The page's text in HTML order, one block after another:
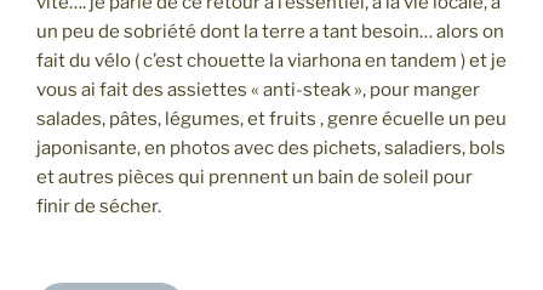
un peu de sobriété dont la terre a tant besoin… alors on
fait du vélo ( c’est chouette la viarhona en tandem ) et je
vous ai fait des assiettes « anti-steak », pour manger
salades, pâtes, légumes, et fruits , genre écuelle un peu
japonisante, en photos avec des pichets, saladiers, bols
et autres pièces qui prennent un bain de soleil pour
finir de sécher.